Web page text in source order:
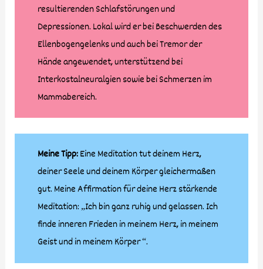
resultierenden Schlafstörungen und
Depressionen. Lokal wird er bei Beschwerden des
Ellenbogengelenks und auch bei Tremor der
Hände angewendet, unterstützend bei
Interkostalneuralgien sowie bei Schmerzen im
Mammabereich.
Meine Tipp:Eine Meditation tut deinem Herz,
deiner Seele und deinem Körper gleichermaßen
gut. Meine Affirmation für deine Herz stärkende
Meditation: „Ich bin ganz ruhig und gelassen. Ich
finde inneren Frieden in meinem Herz, in meinem
Geist und in meinem Körper “.